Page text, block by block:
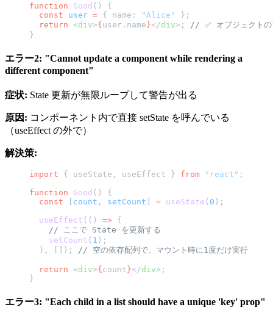
function Good () {
  const
user = { name: "Alice"
};
  return
<div>{user.name}</div>;
// ✅ オブジェクトの
}
エラー2: "Cannot update a component while rendering a
different component"
症状: State 更新が無限ループして警告が出る
原因: コンポーネント内で直接 setState を呼んでいる
（useEffect の外で）
解決策:
import { useState, useEffect } from "react" ;
function Good () {
  const
count , setCount = useState ( 0 );
  useEffect
(() => {
    // ここで State を更新する
    setCount
( 1 );
  }, []);
// 空の依存配列で、マウント時に1度だけ実行
  return
<div>{ count }</div>;
}
エラー3: "Each child in a list should have a unique 'key' prop"